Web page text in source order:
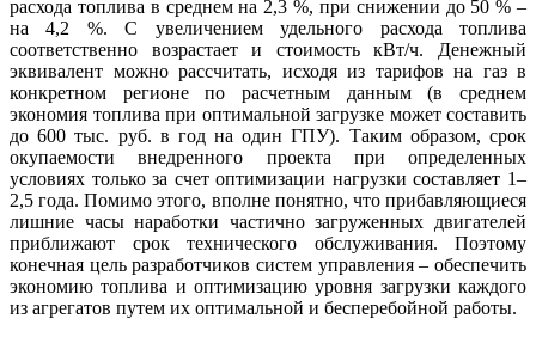
расхода топлива в среднем на 2,3 %, при снижении до 50 % –
на 4,2 %. С увеличением удельного расхода топлива
соответственно возрастает и стоимость кВт/ч. Денежный
эквивалент можно рассчитать, исходя из тарифов на газ в
конкретном регионе по расчетным данным (в среднем
экономия топлива при оптимальной загрузке может составить
до 600 тыс. руб. в год на один ГПУ). Таким образом, срок
окупаемости внедренного проекта при определенных
условиях только за счет оптимизации нагрузки составляет 1–
2,5 го­да. Помимо этого, вполне понятно, что прибавляющиеся
лишние ча­сы наработки частично загруженных двигателей
приближают срок технического обслуживания. Поэтому
конечная цель разработчиков систем управления – обеспечить
экономию топлива и оптимизацию уровня загрузки каждого
из агрегатов путем их оптимальной и бесперебойной работы.